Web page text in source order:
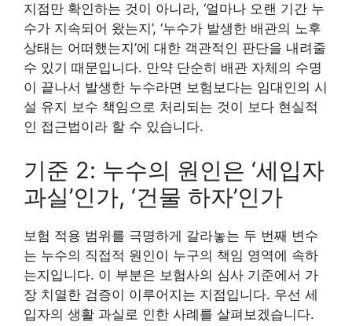
지점만 확인하는 것이 아니라, ‘얼마나 오랜 기간 누
수가 지속되어 왔는지’, ‘누수가 발생한 배관의 노후
상태는 어떠했는지’에 대한 객관적인 판단을 내려줄
수 있기 때문입니다. 만약 단순히 배관 자체의 수명
이 끝나서 발생한 누수라면 보험보다는 임대인의 시
설 유지 보수 책임으로 처리되는 것이 보다 현실적
인 접근법이라 할 수 있습니다.
기준 2: 누수의 원인은 ‘세입자
과실’인가, ‘건물 하자’인가
보험 적용 범위를 극명하게 갈라놓는 두 번째 변수
는 누수의 직접적 원인이 누구의 책임 영역에 속하
는지입니다. 이 부분은 보험사의 심사 기준에서 가
장 치열한 검증이 이루어지는 지점입니다. 우선 세
입자의 생활 과실로 인한 사례를 살펴보겠습니다.